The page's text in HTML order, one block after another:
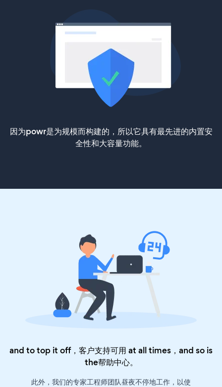
因为powr是为规模而构建的，所以它具有最先进的内置安
全性和大容量功能。
and to top it off，客户支持可用 at all times，and so is
the帮助中心。
此外，我们的专家工程师团队昼夜不停地工作，以使